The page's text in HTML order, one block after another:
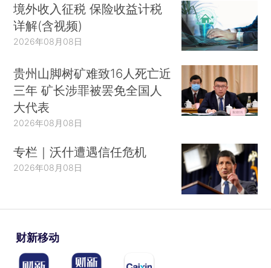
境外收入征税 保险收益计税
详解(含视频)
2026年08月08日
贵州山脚树矿难致16人死亡近
三年 矿长涉罪被罢免全国人
大代表
2026年08月08日
专栏｜沃什遭遇信任危机
2026年08月08日
财新移动